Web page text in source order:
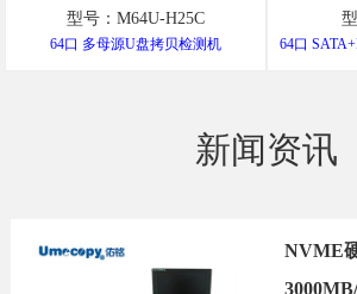
型号：M64U-H25C
64口 多母源U盘拷贝检测机
64口
新闻资讯
NVME